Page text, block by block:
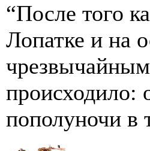
“После того
Лопатке и на
происходило:
пополуночи в